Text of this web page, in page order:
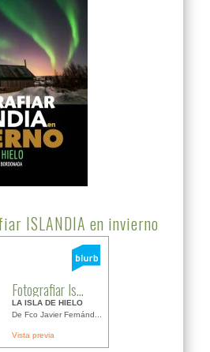
ISLANDIA en invierno
Fotografiar Is...
LA ISLA DE HIELO
De Fco Javier Fernánd...
Vista previa